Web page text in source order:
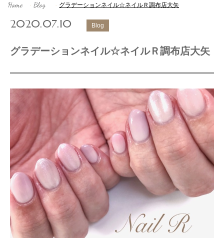
Home > Blog > グラデーションネイル☆ネイルＲ調布店大矢
2020.07.10 Blog
グラデーションネイル☆ネイルＲ調布店大矢